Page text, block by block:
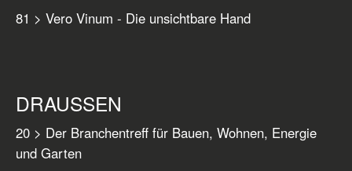
81 > Vero Vinum - Die unsichtbare Hand
DRAUSSEN
20 > Der Branchentreff für Bauen, Wohnen, Energie
und Garten